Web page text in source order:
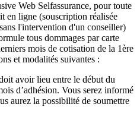
Web Selfassurance, pour toute
en ligne (souscription réalisée
l'intervention d'un conseiller)
tous dommages par carte
mois de cotisation de la 1ère
et modalités suivantes :
avoir lieu entre le début du
d’adhésion. Vous serez informé
aurez la possibilité de soumettre